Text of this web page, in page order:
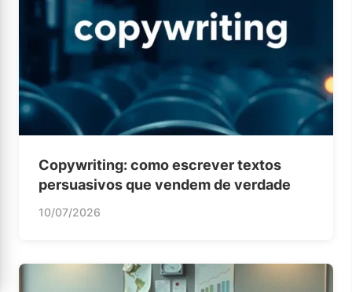
Copywriting: como escrever textos
persuasivos que vendem de verdade
10/07/2026